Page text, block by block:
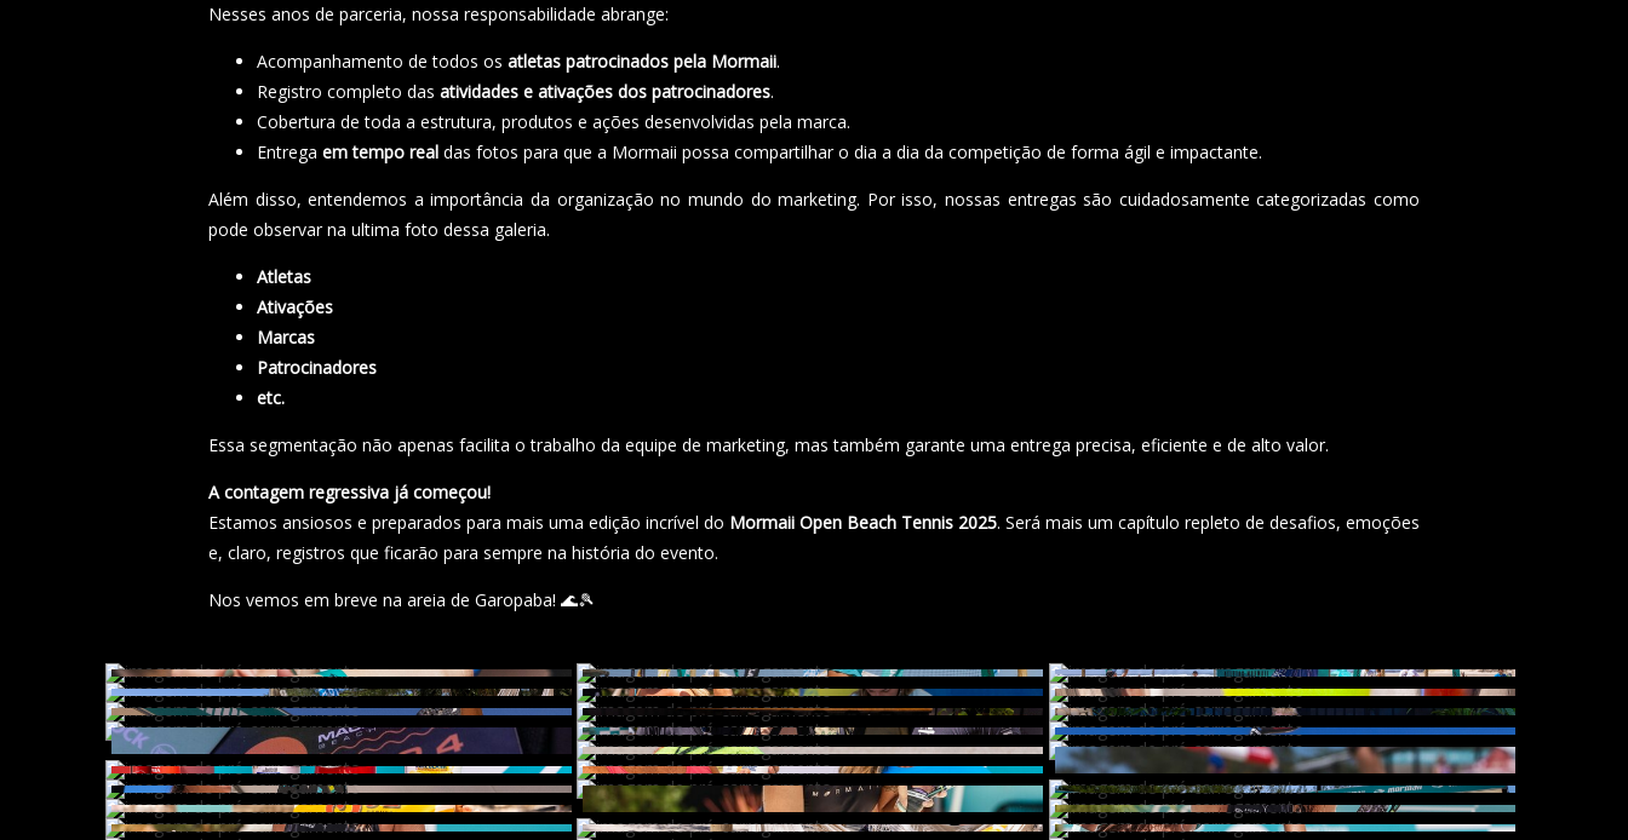
Nesses anos de parceria, nossa responsabilidade abrange:
Acompanhamento de todos os atletas patrocinados pela Mormaii.
Registro completo das atividades e ativações dos patrocinadores.
Cobertura de toda a estrutura, produtos e ações desenvolvidas pela marca.
Entrega em tempo real das fotos para que a Mormaii possa compartilhar o dia a dia da competição de forma ágil e impactante.
Além disso, entendemos a importância da organização no mundo do marketing. Por isso, nossas entregas são cuidadosamente categorizadas como
pode observar na ultima foto dessa galeria.
Atletas
Ativações
Marcas
Patrocinadores
etc.
Essa segmentação não apenas facilita o trabalho da equipe de marketing, mas também garante uma entrega precisa, eficiente e de alto valor.
A contagem regressiva já começou!
Estamos ansiosos e preparados para mais uma edição incrível do Mormaii Open Beach Tennis 2025. Será mais um capítulo repleto de desafios, emoções
e, claro, registros que ficarão para sempre na história do evento.
Nos vemos em breve na areia de Garopaba! 🌊🎾